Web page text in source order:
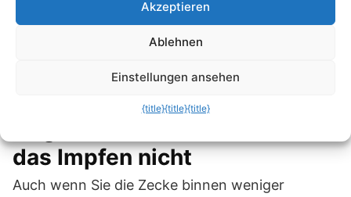
Ihrem Körper. Fassen Sie sie ganz nahe an der
oder -karte hilft hier am besten.
das Impfen nicht
Auch wenn Sie die Zecke binnen weniger
Akzeptieren
Ablehnen
Einstellungen ansehen
{title}{title}{title}